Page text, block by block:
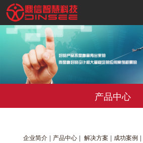
产品中心
企业简介 | 产品中心 | 解决方案 | 成功案例 |